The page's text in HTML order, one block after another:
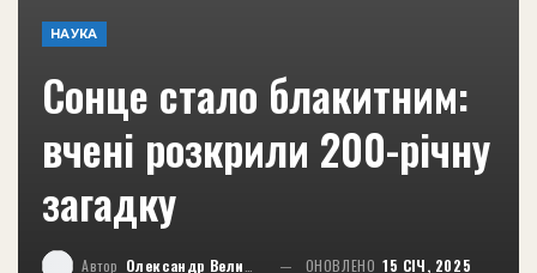
НАУКА
Сонце стало блакитним:
вчені розкрили 200-річну
загадку
Автор Олександр Великий ОНОВЛЕНО 15 СІЧ, 2025